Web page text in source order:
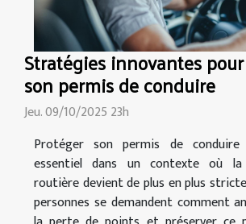
Stratégies innovantes
son permis de conduire
Jeu. 09/10/2025 23h
Protéger son permis de conduire
essentiel dans un contexte où la
routière devient de plus en plus
personnes se demandent comment